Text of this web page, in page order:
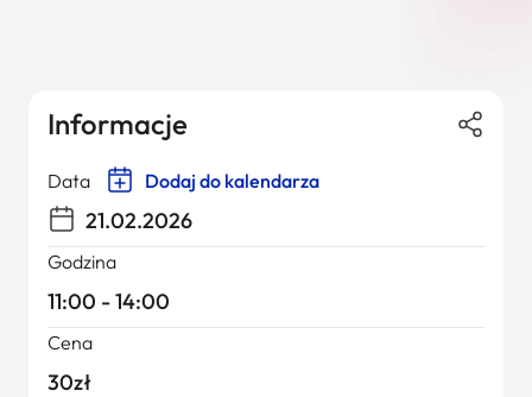
Informacje
Data Dodaj do kalendarza
21.02.2026
Godzina
11:00 - 14:00
Cena
30zł